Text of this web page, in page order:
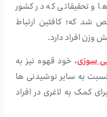
و تحقیقاتی که در کشور
شد که؛ کافئین ارتباط
وزن افراد دارد.
سوزی، خود قهوه نیز به
نسبت به سایر نوشیدنی ها
کمک به لاغری در افراد